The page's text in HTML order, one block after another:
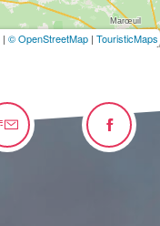
| © OpenStreetMap | TouristicMaps